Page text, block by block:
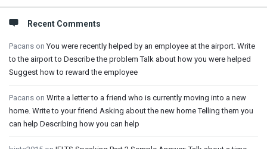
Recent Comments
Pacans onYou were recently helped by an employee at the airport. Write
to the airport to Describe the problem Talk about how you were helped
Suggest how to reward the employee
Pacans on Write a letter to a friend who is currently moving into a new
home. Write to your friend Asking about the new home Telling them you
can help Describing how you can help